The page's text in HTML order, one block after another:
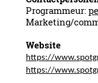
Programmeur:
Marketing/
Website
https://
https://